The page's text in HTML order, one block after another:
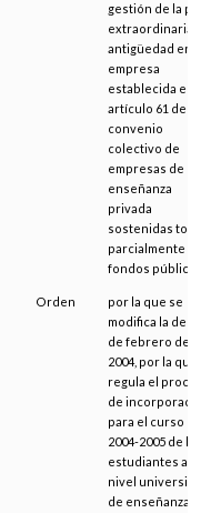
gestión de la paga
extraordinaria por
antigüedad en la
empresa
establecida en el
artículo 61 del IV
convenio
colectivo de
empresas de
enseñanza
privada
sostenidas total o
parcialmente con
fondos públicos»
Orden
por la que se
modifica la de 26
de febrero de
2004, por la que se
regula el proceso
de incorporación
para el curso
2004-2005 de los
estudiantes al
nivel universitario
de enseñanza en